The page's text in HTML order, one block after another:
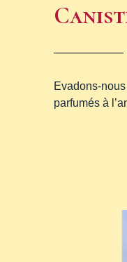
Evadons-
parfumés à